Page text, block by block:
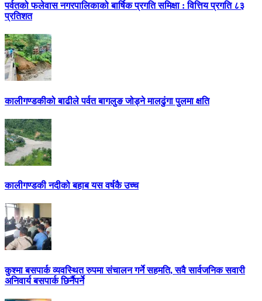
पर्वतको फलेवास नगरपालिकाको बार्षिक प्रगति समिक्षा : वित्तिय प्रगति ८३
प्रतिशत
कालीगण्डकीको बाढीले पर्वत बागलुङ जोड्ने मालढुंगा पुलमा क्षति
कालीगण्डकी नदीको बहाब यस वर्षकै उच्च
कुश्मा बसपार्क व्यवस्थित रुपमा संचालन गर्ने सहमति, सवै सार्वजनिक सवारी
अनिवार्य बसपार्क छिर्नैपर्ने